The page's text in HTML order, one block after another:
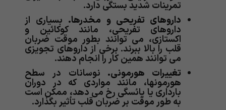
تمرینات شدید بستگی دارد.
داروهای تفریحی و مخدرها. بسیاری از
داروهای تفریحی، مانند کوکائین و
اکستازی، می توانند بطور موقت ضربان
قلب را بالا ببرند. برخی از داروهای تجویزی
می توانند همین کار را انجام دهند.
تغییرات هورمونی. نوسانات در سطح
هورمونها، مانند مواردی که در دوران
بارداری یا یائسگی رخ می دهد، ممکن است
به طور موقت بر ضربان قلب تأثیر بگذارد.